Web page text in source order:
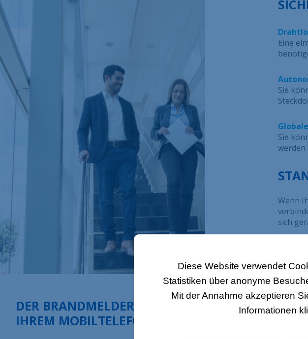
Diese Website verwendet
Statistiken über anonyme
Mit der Annahme akzeptieren
Informationen
Eine
Sie
Sie
werden
Wenn
sich
DER BRANDMELDER, JETZT AUCH AUF
IHREM MOBILTELEFON.